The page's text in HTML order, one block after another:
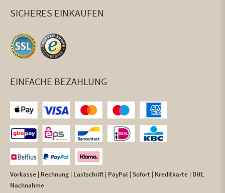
SICHERES EINKAUFEN
EINFACHE BEZAHLUNG
Vorkasse | Rechnung | Lastschrift | PayPal | Sofort | Kreditkarte | DHL
Nachnahme